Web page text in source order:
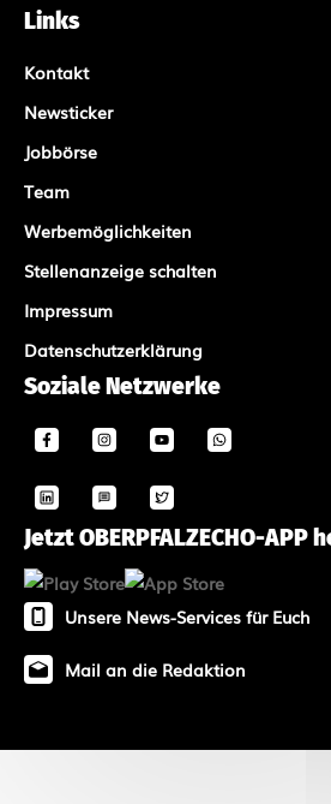
Links
Kontakt
Newsticker
Jobbörse
Team
Werbemöglichkeiten
Stellenanzeige schalten
Impressum
Datenschutzerklärung
Soziale Netzwerke
Jetzt OBERPFALZECHO-
Unsere News-Services für Euch
Mail an die Redaktion